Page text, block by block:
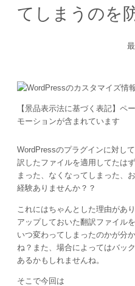
てしまうのを
【景品表示法に基づく表記】ペ
モーションが含まれています
WordPressのプラグインに対し
訳したファイルを適用してたは
まった、なくなってしまった、
経験ありませんか？？
これにはちゃんとした理由があ
アップしておいた翻訳ファイル
いつ変わってしまったのかが分
ね？また、場合によってはバッ
あるかもしれませんね。
そこで今回は